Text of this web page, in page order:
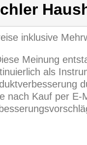
inklusive
Meinung
als
nach Kauf per E-